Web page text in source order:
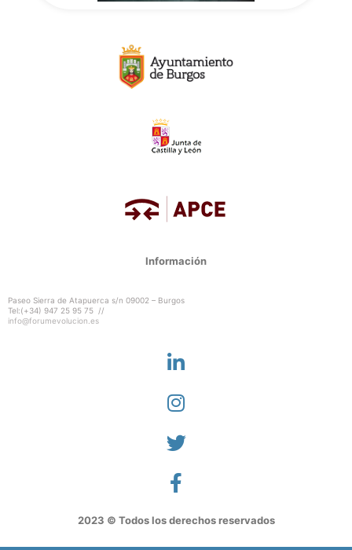
Información
Paseo Sierra de Atapuerca s/n 09002 – Burgos
Tel:(+34) 947 25 95 75 //
info@forumevolucion.es
2023 © Todos los derechos reservados